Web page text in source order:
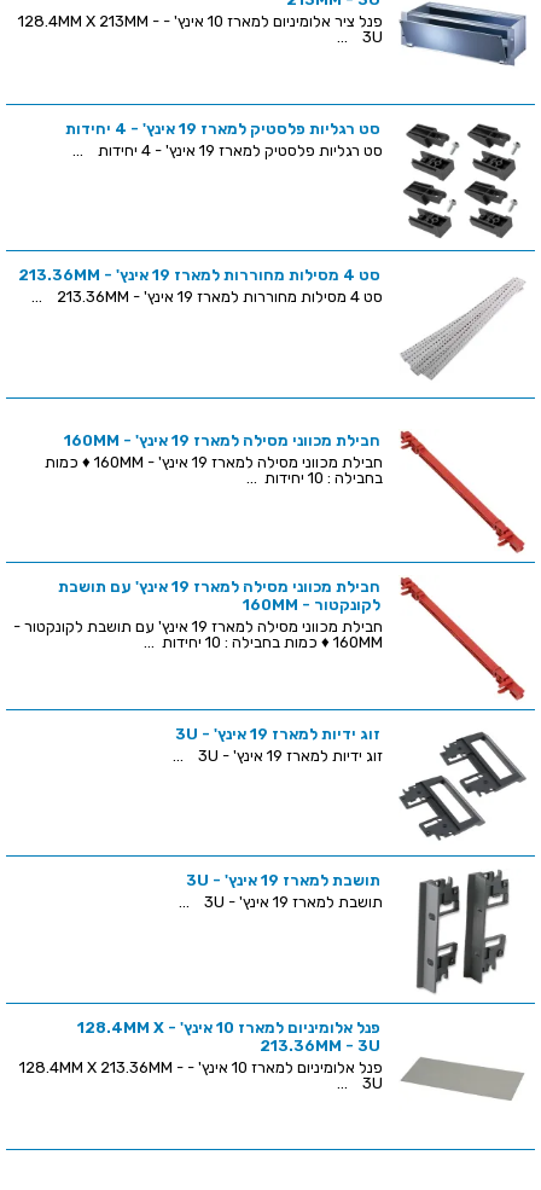
פנל ציר אלומיניום למארז 10 אינץ' - 128.4MM X 213MM -
3U ...
סט רגליות פלסטיק למארז 19 אינץ' - 4 יחידות
סט רגליות פלסטיק למארז 19 אינץ' - 4 יחידות ...
סט 4 מסילות מחוררות למארז 19 אינץ' - 213.36MM
סט 4 מסילות מחוררות למארז 19 אינץ' - 213.36MM ...
חבילת מכווני מסילה למארז 19 אינץ' - 160MM
חבילת מכווני מסילה למארז 19 אינץ' - 160MM ♦ כמות
בחבילה : 10 יחידות ...
חבילת מכווני מסילה למארז 19 אינץ' עם תושבת
לקונקטור - 160MM
חבילת מכווני מסילה למארז 19 אינץ' עם תושבת לקונקטור -
160MM ♦ כמות בחבילה : 10 יחידות ...
זוג ידיות למארז 19 אינץ' - 3U
זוג ידיות למארז 19 אינץ' - 3U ...
תושבת למארז 19 אינץ' - 3U
תושבת למארז 19 אינץ' - 3U ...
פנל אלומיניום למארז 10 אינץ' - 128.4MM X
213.36MM - 3U
פנל אלומיניום למארז 10 אינץ' - 128.4MM X 213.36MM -
3U ...